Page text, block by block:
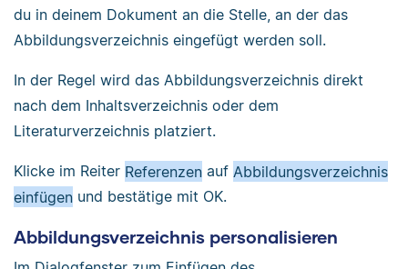
du in deinem Dokument an die Stelle, an der das
Abbildungsverzeichnis eingefügt werden soll.
In der Regel wird das Abbildungsverzeichnis direkt
nach dem Inhaltsverzeichnis oder dem
Literaturverzeichnis platziert.
Klicke im Reiter Referenzen auf Abbildungsverzeichnis
einfügen und bestätige mit OK.
Abbildungsverzeichnis personalisieren